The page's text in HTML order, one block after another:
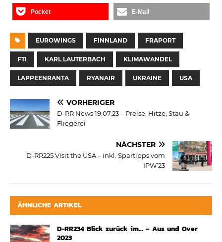
Pocket E-Mail
EUROWINGS FINNLAND FRAPORT
FTI KARL LAUTERBACH KLIMAWANDEL
LAPPEENRANTA RYANAIR UKRAINE USA
VORHERIGER
D-RR News 19.07.23 – Preise, Hitze, Stau &
Fliegerei
NÄCHSTER
D-RR225 Visit the USA – inkl. Spartipps vom
IPW’23
ÄHNLICHE ARTIKEL
D-RR234 Blick zurück im… – Aus und Over
2023